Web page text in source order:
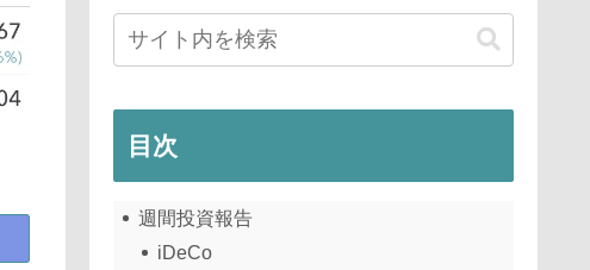
目次
週間投資報告
iDeCo